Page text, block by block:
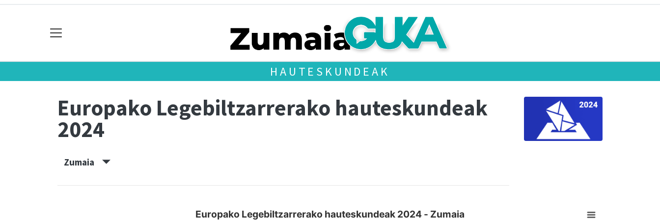
HAUTESKUNDEAK
Europako Legebiltzarrerako hauteskundeak
2024
Zumaia
Europako Legebiltzarrerako hauteskundeak 2024 - Zumaia